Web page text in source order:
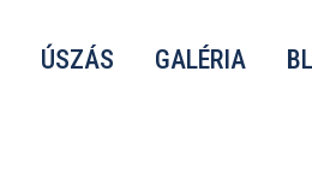
ÚSZÁS GALÉRIA